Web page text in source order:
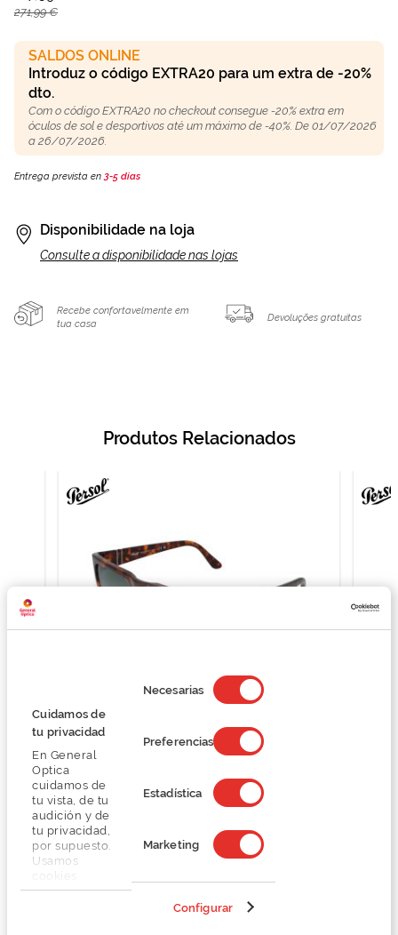
Cuidamos de
tu privacidad
En General
Optica
cuidamos de
tu vista, de tu
audición y de
tu privacidad,
por supuesto.
Usamos
propias y de
de
consentimiento
Necesarias
Preferencias
Estadística
Marketing
Configurar
271,99 €
SALDOS ONLINE
Introduz o código EXTRA20 para um extra de -20%
dto.
Com o código EXTRA20 no checkout consegue -20% extra em
óculos de sol e desportivos até um máximo de -40%. De 01/07/2026
a 26/07/2026.
Entrega prevista en3-5 días
Disponibilidade na loja
Consulte a disponibilidade nas lojas
Recebe confortavelmente em
tua casa
Devoluções gratuitas
Produtos Relacionados
Persol 0PO3348S
260,00 €